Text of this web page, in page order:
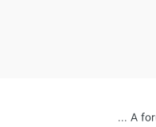
A